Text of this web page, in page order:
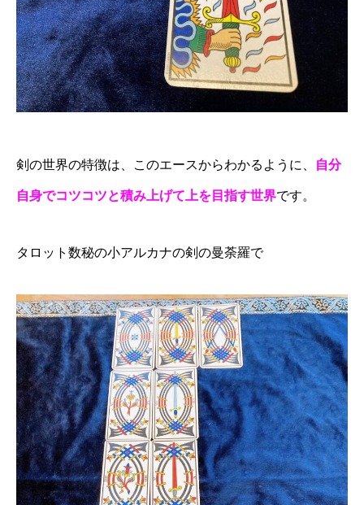
剣の世界の特徴は、このエースからわかるように、 自分
自身でコツコツと積み上げて上を目指す世界です。
タロット数秘の小アルカナの剣の曼荼羅で